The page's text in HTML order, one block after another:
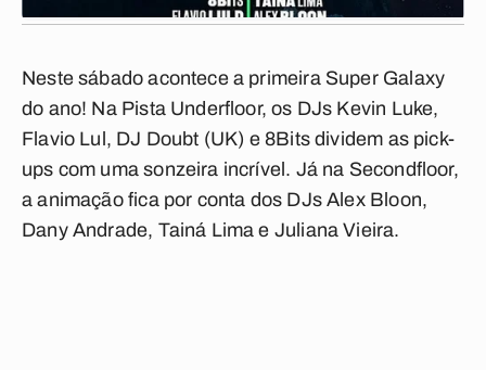
Neste sábado acontece a primeira Super Galaxy
do ano! Na Pista Underfloor, os DJs Kevin Luke,
Flavio Lul, DJ Doubt (UK) e 8Bits dividem as pick-
ups com uma sonzeira incrível. Já na Secondfloor,
a animação fica por conta dos DJs Alex Bloon,
Dany Andrade, Tainá Lima e Juliana Vieira.